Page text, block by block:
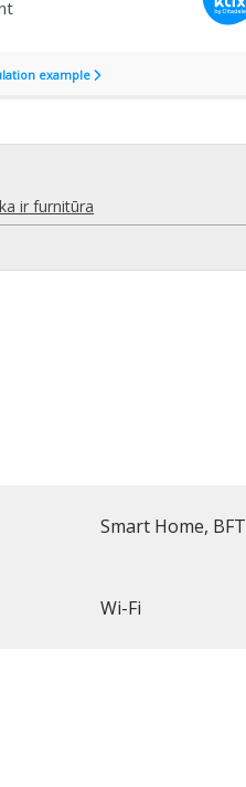
ir furnitūra
Smart Home, BFT
Wi-Fi